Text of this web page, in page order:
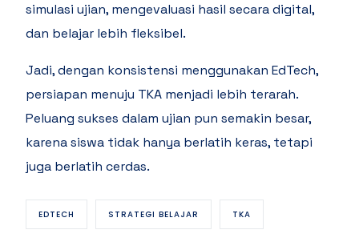
simulasi ujian, mengevaluasi hasil secara digital,
dan belajar lebih fleksibel.
Jadi, dengan konsistensi menggunakan EdTech,
persiapan menuju TKA menjadi lebih terarah.
Peluang sukses dalam ujian pun semakin besar,
karena siswa tidak hanya berlatih keras, tetapi
juga berlatih cerdas.
EDTECH STRATEGI BELAJAR TKA